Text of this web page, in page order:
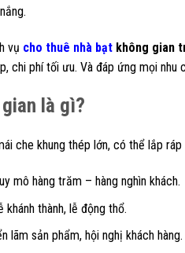
vụ cho thuê nhà bạt không gian
chi phí tối ưu. Và đáp ứng mọi
là gì?
che khung thép lớn, có thể lắp
mô hàng trăm – hàng nghìn khách.
khánh thành, lễ động thổ.
lãm sản phẩm, hội nghị khách hàng.